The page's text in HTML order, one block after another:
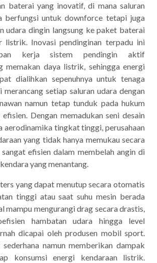
baterai yang inovatif, di mana saluran
berfungsi untuk downforce tetapi juga
udara dingin langsung ke paket baterai
listrik. Inovasi pendinginan terpadu ini
kerja sistem pendingin aktif
memakan daya listrik, sehingga energi
dialihkan sepenuhnya untuk tenaga
merancang setiap saluran udara dengan
namun tetap tunduk pada hukum
Dengan memadukan seni desain
aerodinamika tingkat tinggi, perusahaan
yang tidak hanya memukau secara
efisien dalam membelah angin di
yang menantang.
yang dapat menutup secara otomatis
tinggi atau saat suhu mesin berada
mampu mengurangi drag secara drastis,
hambatan udara hingga level
dicapai oleh produsen mobil sport.
namun memberikan dampak
konsumsi energi kendaraan listrik.